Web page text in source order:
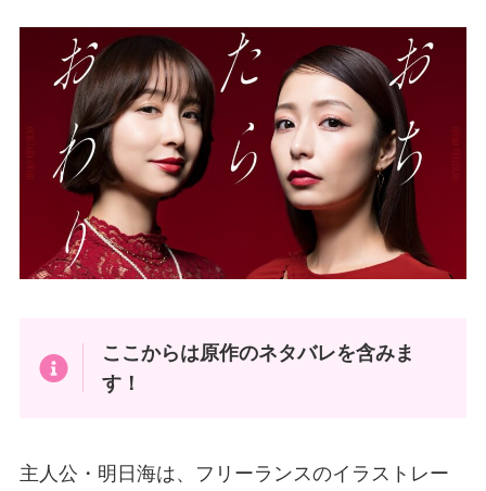
ここからは原作のネタバレを含みま
す！
主人公・明日海は、フリーランスのイラストレー